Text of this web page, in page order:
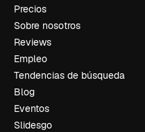
Precios
Sobre nosotros
Reviews
Empleo
Tendencias de búsqueda
Blog
Eventos
Slidesgo